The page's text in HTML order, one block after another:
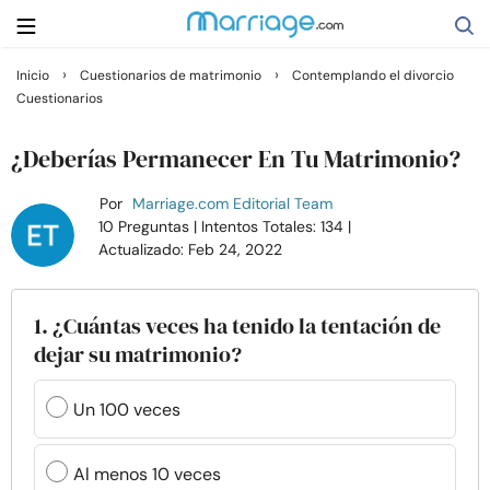
Buscar
Relaciones
Familia
Ayuda
Cursos
Inicio › Cuestionarios de matrimonio › Contemplando el divorcio
Cuestionarios
¿Deberías Permanecer En Tu Matrimonio?
Por Marriage.com Editorial Team
10 Preguntas | Intentos Totales: 134 |
Actualizado: Feb 24, 2022
1. ¿Cuántas veces ha tenido la tentación de
dejar su matrimonio?
Un 100 veces
Al menos 10 veces